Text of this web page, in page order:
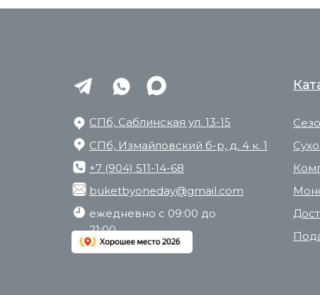
+7 (904) 511-14-68
buketbyoneday@gmail.com
ежедневно с 09:00 до
21:00
СПб, Измайловский б-р, д. 4 к. 1
СПб, Саблинская ул. 13-15